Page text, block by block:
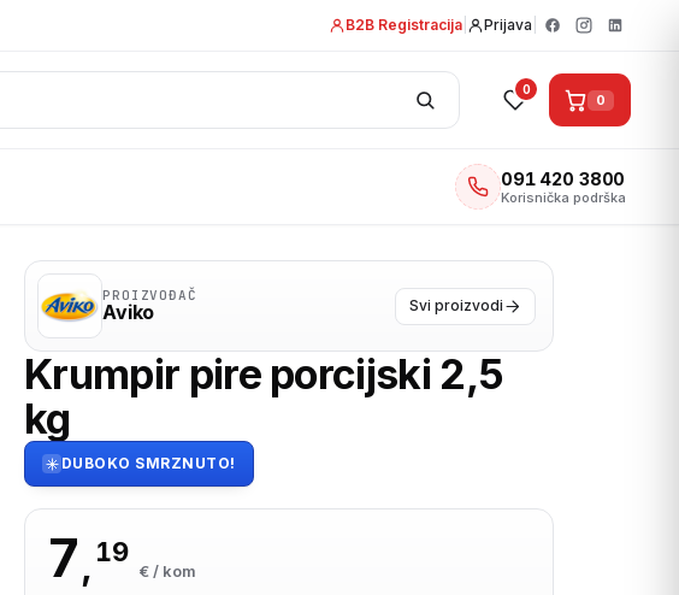
B2B Registracija Prijava
0
0
091 420 3800
Korisnička podrška
PROIZVOĐAČ
Aviko Svi proizvodi
Krumpir pire porcijski 2,5
kg
DUBOKO SMRZNUTO!
7, 19
€ / kom